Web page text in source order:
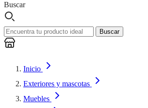
Buscar
Buscar
Inicio
Exteriores y mascotas
Muebles